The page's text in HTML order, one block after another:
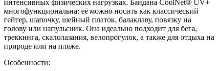
интенсивных физических нагрузках. Бандана CoolNet® UV+
многофункциональна: её можно носить как классический
гейтер, шапочку, шейный платок, балаклаву, повязку на
голову или напульсник. Она идеально подходит для бега,
треккинга, скалолазания, велопрогулок, а также для отдыха на
природе или на пляже.
Особенности: